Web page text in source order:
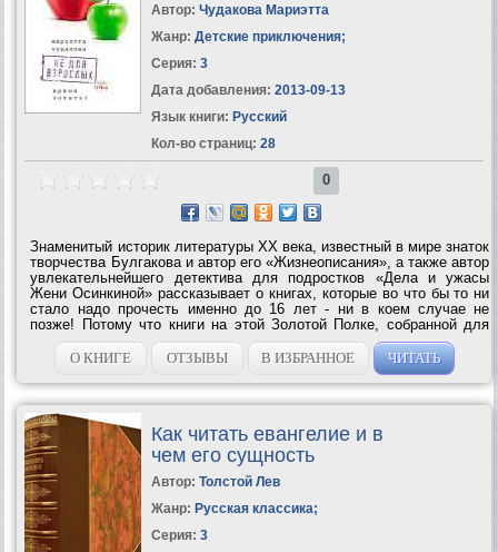
Автор: Чудакова Мариэтта
Жанр: Детские приключения;
Серия: 3
Дата добавления: 2013-09-13
Язык книги: Русский
Кол-во страниц: 28
0
Знаменитый историк литературы ХХ века, известный в мире знаток
творчества Булгакова и автор его «Жизнеописания», а также автор
увлекательнейшего детектива для подростков «Дела и ужасы
Жени Осинкиной» рассказывает о книгах, которые во что бы то ни
стало надо прочесть именно до 16 лет - ни в коем случае не
позже! Потому что книги на этой Золотой Полке, собранной для
вас Мариэттой Чудаковой, так хитро написаны, что если вы
опоздаете и...
О КНИГЕ ОТЗЫВЫ В ИЗБРАННОЕ ЧИТАТЬ
Как читать евангелие и в
чем его сущность
Автор: Толстой Лев
Жанр: Русская классика;
Серия: 3